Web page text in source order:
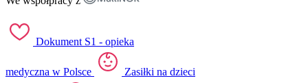
Dokument S1 - opieka
medyczna w Polsce Zasiłki na dzieci